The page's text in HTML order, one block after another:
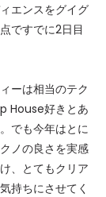
エンスをグイグ
ですでに2日目
ーは相当のテク
House好きとあ
でも今年はとに
ノの良さを実感
、とてもクリア
持ちにさせてく